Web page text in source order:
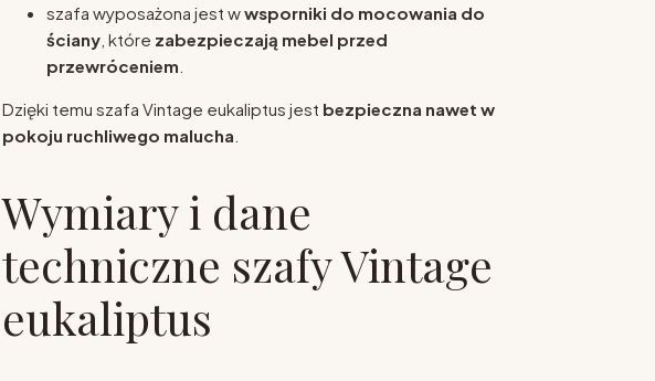
szafa wyposażona jest wwsporniki do mocowania do
ściany, które zabezpieczają mebel przed
przewróceniem
Dzięki temu szafa Vintage eukaliptus jest bezpieczna nawet w
pokoju ruchliwego malucha
Wymiary i dane
techniczne szafy Vintage
eukaliptus